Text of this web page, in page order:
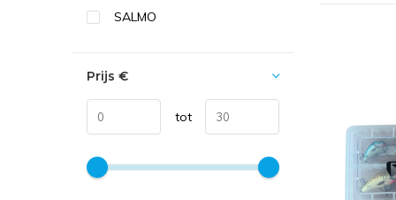
SALMO
Prijs €
tot